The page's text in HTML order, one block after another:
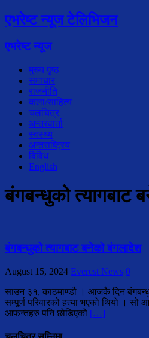
एभरेष्ट न्यूज टेलिभिजन
एभरेष्ट न्यूज
मुख्य पृष्ठ
समाचार
राजनीति
कला/साहित्य
चलचित्र
अन्तरवार्ता
स्वस्थ्य
अन्तराष्ट्रिय
विविध
English
बंगबन्धुको त्यागबाट
बंगबन्धुको त्यागबाट बनेको बंगलादेश
August 15, 2024 Everest News 0
साउन ३१, काठमाण्डौ । आजकै दिन
सम्पूर्ण परिवारको हत्या भएको थियो । सो
आफन्तहरु पनि छोडिएको […]